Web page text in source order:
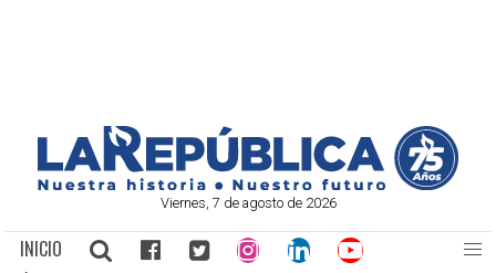
Viernes, 7 de agosto de 2026
INICIO